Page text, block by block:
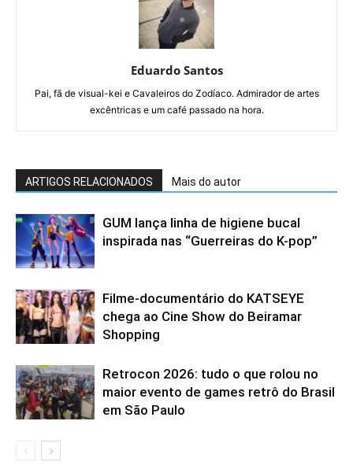
Eduardo Santos
Pai, fã de visual-kei e Cavaleiros do Zodíaco. Admirador de artes
excêntricas e um café passado na hora.
ARTIGOS RELACIONADOS Mais do autor
GUM lança linha de higiene bucal
inspirada nas “Guerreiras do K-pop”
Filme-documentário do KATSEYE
chega ao Cine Show do Beiramar
Shopping
Retrocon 2026: tudo o que rolou no
maior evento de games retrô do Brasil
em São Paulo